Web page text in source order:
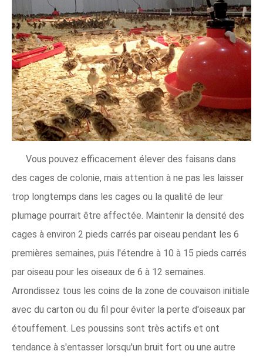
Vous pouvez efficacement élever des faisans dans
des cages de colonie, mais attention à ne pas les laisser
trop longtemps dans les cages ou la qualité de leur
plumage pourrait être affectée. Maintenir la densité des
cages à environ 2 pieds carrés par oiseau pendant les 6
premières semaines, puis l'étendre à 10 à 15 pieds carrés
par oiseau pour les oiseaux de 6 à 12 semaines.
Arrondissez tous les coins de la zone de couvaison initiale
avec du carton ou du fil pour éviter la perte d'oiseaux par
étouffement. Les poussins sont très actifs et ont
tendance à s'entasser lorsqu'un bruit fort ou une autre